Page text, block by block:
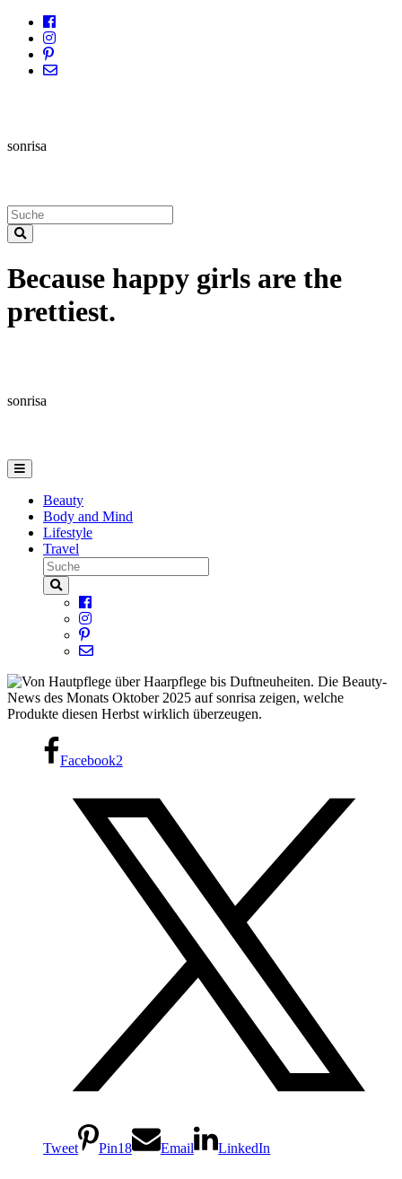
sonrisa
Because happy girls are the
prettiest.
sonrisa
Beauty
Body and Mind
Lifestyle
Travel
Facebook2
Tweet Pin18 Email LinkedIn